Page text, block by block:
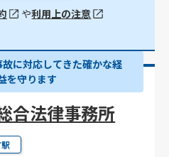
や利用上の注意
故に対応してきた確かな経
を守ります
合法律事務所